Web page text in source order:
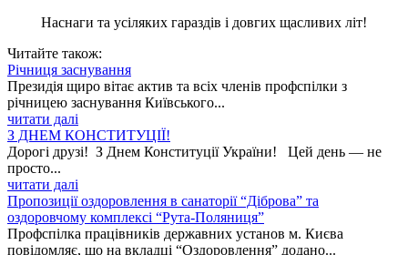
Наснаги та усіляких гараздів і довгих щасливих літ!
Читайте також:
Річниця заснування
Президія щиро вітає актив та всіх членів профспілки з
річницею заснування Київського...
читати далі
З ДНЕМ КОНСТИТУЦІЇ!
Дорогі друзі! З Днем Конституції України! Цей день — не
просто...
читати далі
Пропозиції оздоровлення в санаторії “Діброва” та
оздоровчому комплексі “Рута-Поляниця”
Профспілка працівників державних установ м. Києва
повідомляє, що на вкладці “Оздоровлення” додано...